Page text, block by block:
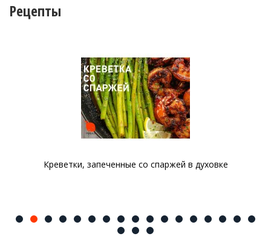
Рецепты
Креветки, запеченные со спаржей в духовке